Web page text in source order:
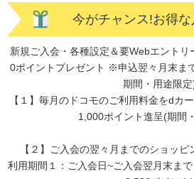
今がチャンス!お得
新規ご入会・各種設定＆要Webエント
0ポイントプレゼント ※申込翌々月末ま
期間・用途限定
【１】毎月のドコモのご利用料金をdカ
1,000ポイント進呈(期間
【２】ご入会の翌々月までのショッ
利用期間１：ご入会日~ご入会翌月末ま